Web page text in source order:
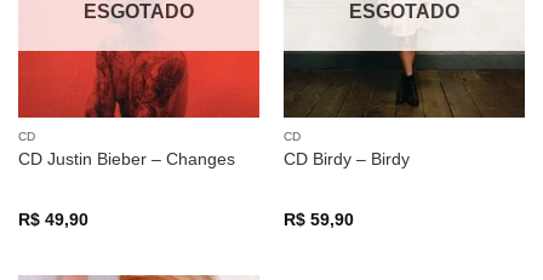
ESGOTADO
CD
CD Justin Bieber – Changes
R$49,90
ESGOTADO
CD
CD Birdy – Birdy
R$59,90